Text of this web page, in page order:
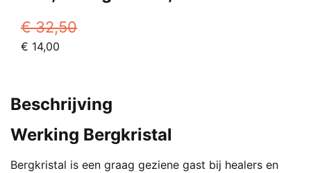
€32,50
Oorspronkelijke
€ 32,50.
€ 14,00
€ 14,00.
Beschrijving
Werking Bergkristal
Bergkristal is een graag geziene gast bij healers en